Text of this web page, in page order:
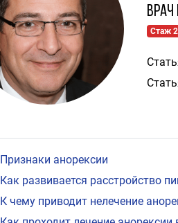
Врач
Стаж
Признаки анорексии
Как развивается расстройство
К чему приводит нелечение